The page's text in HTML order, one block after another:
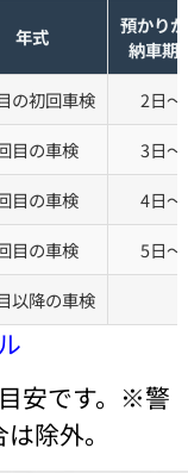
年式
預かり
納車期
の初回車検
2日～
目の車検
3日～
目の車検
4日～
目の車検
5日～
以降の車検
安です。※警
除外。